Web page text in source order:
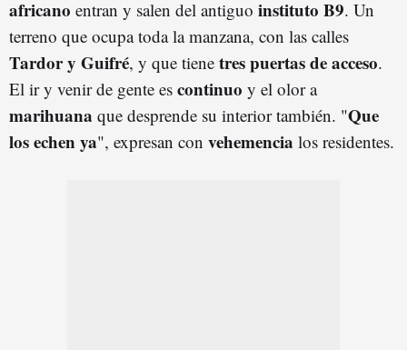
africano entran y salen del antiguo instituto B9. Un
terreno que ocupa toda la manzana, con las calles
Tardor y Guifré, y que tiene tres puertas de acceso.
El ir y venir de gente es continuo y el olor a
marihuana que desprende su interior también. "Que
los echen ya", expresan con vehemencia los residentes.